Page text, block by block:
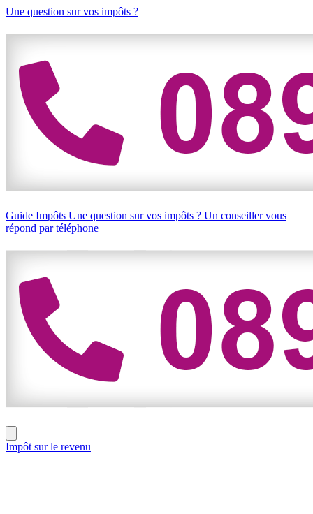
Une question sur vos impôts ?
Guide Impôts Une question sur vos impôts ? Un conseiller vous
répond par téléphone
Impôt sur le revenu